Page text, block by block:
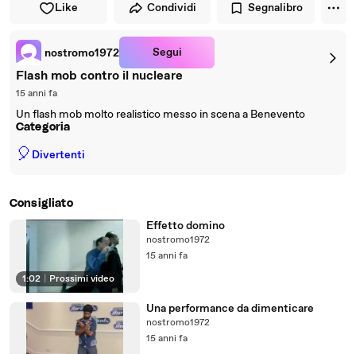
Like Condividi Segnalibro
nostromo1972 Segui
Flash mob contro il nucleare
15 anni fa
Un flash mob molto realistico messo in scena a Benevento
Categoria
🎈 Divertenti
Consigliato
1:02 Prossimi video
Effetto domino
nostromo1972
15 anni fa
Una performance da dimenticare
nostromo1972
15 anni fa